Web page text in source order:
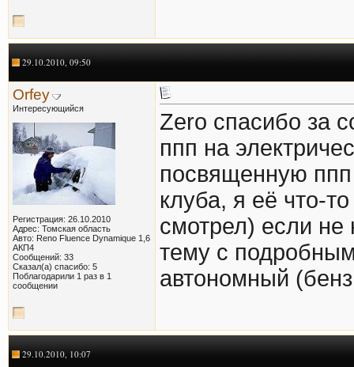
29.10.2010, 09:50
Orfey
Интересующийся
Регистрация: 26.10.2010
Адрес: Томская область
Авто: Reno Fluence Dynamique 1,6
АКП4
Сообщений: 33
Сказал(а) спасибо: 5
Поблагодарили 1 раз в 1
сообщении
Zero спасибо за
ппп на
посвященную
клуба, я её что-
смотрел) если не
тему с
автономный
29.10.2010, 10:07